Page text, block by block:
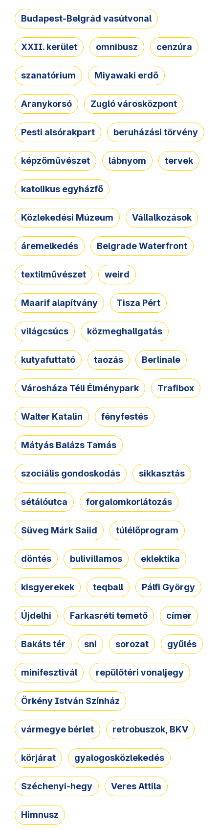
Budapest-Belgrád vasútvonal
XXII. kerület omnibusz cenzúra
szanatórium Miyawaki erdő
Aranykorsó Zugló városközpont
Pesti alsórakpart beruházási törvény
képzőművészet lábnyom tervek
katolikus egyházfő
Közlekedési Múzeum Vállalkozások
áremelkedés Belgrade Waterfront
textilművészet weird
Maarif alapítvány Tisza Pért
világcsúcs közmeghallgatás
kutyafuttató taozás Berlinale
Városháza Téli Élménypark Trafibox
Walter Katalin fényfestés
Mátyás Balázs Tamás
szociális gondoskodás sikkasztás
sétálóutca forgalomkorlátozás
Süveg Márk Saiid túlélőprogram
döntés bulivillamos eklektika
kisgyerekek teqball Pálfi György
Újdelhi Farkasréti temető címer
Bakáts tér sni sorozat gyűlés
minifesztivál repülőtéri vonaljegy
Örkény István Színház
vármegye bérlet retrobuszok, BKV
körjárat gyalogosközlekedés
Széchenyi-hegy Veres Attila
Himnusz